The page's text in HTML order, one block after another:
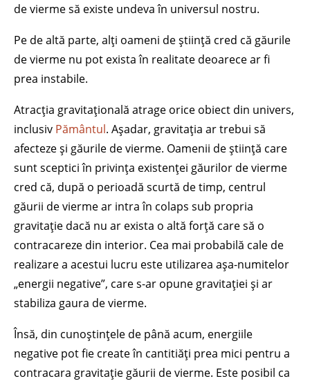
de vierme să existe undeva în universul nostru.
Pe de altă parte, alți oameni de știință cred că găurile
de vierme nu pot exista în realitate deoarece ar fi
prea instabile.
Atracția gravitațională atrage orice obiect din univers,
inclusiv Pământul. Așadar, gravitația ar trebui să
afecteze și găurile de vierme. Oamenii de știință care
sunt sceptici în privința existenței găurilor de vierme
cred că, după o perioadă scurtă de timp, centrul
găurii de vierme ar intra în colaps sub propria
gravitație dacă nu ar exista o altă forță care să o
contracareze din interior. Cea mai probabilă cale de
realizare a acestui lucru este utilizarea așa-numitelor
„energii negative”, care s-ar opune gravitației și ar
stabiliza gaura de vierme.
Însă, din cunoștințele de până acum, energiile
negative pot fie create în cantitiăți prea mici pentru a
contracara gravitație găurii de vierme. Este posibil ca